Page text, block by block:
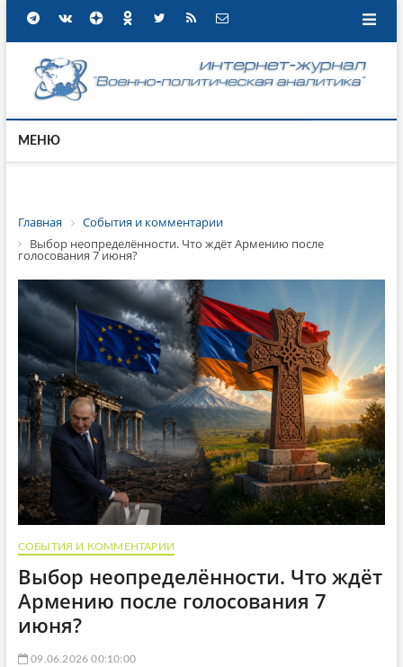
МЕНЮ
Главная
События и комментарии
Выбор неопределённости. Что ждёт Армению после
голосования 7 июня?
СОБЫТИЯ И КОММЕНТАРИИ
Выбор неопределённости. Что ждёт
Армению после голосования 7
июня?
09.06.2026 00:10:00